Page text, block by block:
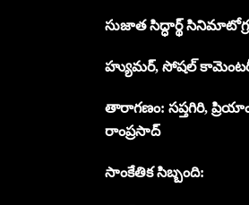
సుజాత సిద్ధార్థ్
హ్యుమర్, సోషల్
తారాగణం: సప్తగిరి,
రాంప్రసాద్
సాంకేతిక సిబ్బంది: